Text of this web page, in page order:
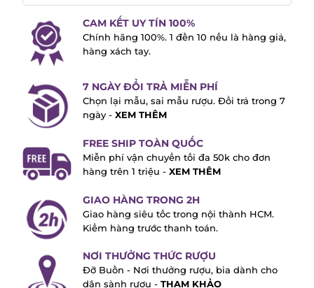
CAM KẾT UY TÍN 100%
Chính hãng 100%. 1 đền 10 nếu là hàng
giả, hàng xách tay.
7 NGÀY ĐỔI TRẢ MIỄN PHÍ
Chọn lại mẫu, sai mẫu rượu. Đổi trả trong
7 ngày -XEM THÊM
FREE SHIP TOÀN QUỐC
Miễn phí vận chuyển tối đa 50k cho đơn
hàng trên 1 triệu -
XEM THÊM
GIAO HÀNG TRONG 2H
Giao hàng siêu tốc trong nội thành HCM.
Kiểm hàng trước thanh toán.
NƠI THƯỞNG THỨC RƯỢU
Đỡ Buồn - Nơi thưởng rượu, bia dành cho
dân sành rượu -
THAM KHẢO